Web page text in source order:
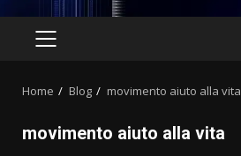
PRIMARY
Home Blog movimento aiuto alla vita
movimento aiuto alla vita